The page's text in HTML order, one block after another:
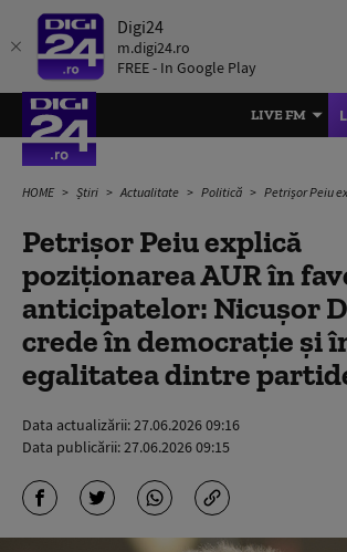
Digi24
m.digi24.ro
FREE - In Google Play
LIVE FM
HOME Știri Actualitate Politică Petrișor Peiu explică poziționarea AUR în favoarea
Petrișor Peiu explică
poziționarea AUR în
anticipatelor: Nicușor
crede în democrație și
egalitatea dintre
Data actualizării:27.06.2026 09:16
Data publicării:27.06.2026 09:15